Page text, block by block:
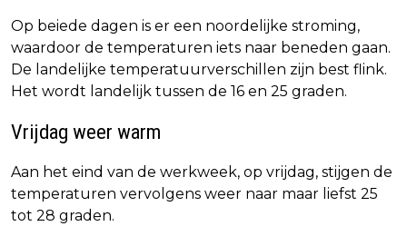
Op beiede dagen is er een noordelijke stroming,
waardoor de temperaturen iets naar beneden gaan.
De landelijke temperatuurverschillen zijn best flink.
Het wordt landelijk tussen de 16 en 25 graden.
Vrijdag weer warm
Aan het eind van de werkweek, op vrijdag, stijgen de
temperaturen vervolgens weer naar maar liefst 25
tot 28 graden.